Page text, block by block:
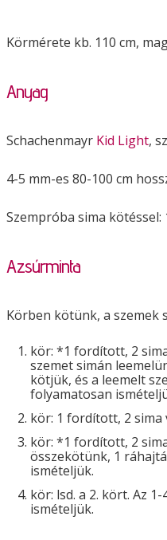
Körmérete kb. 110 cm,
Anyag
Schachenmayr Kid Light,
4-5 mm-es 80-100 cm
Szempróba sima kötéssel:
Azsúrminta
Körben kötünk, a szemek
kör: *1 fordított, 2
szemet simán
kötjük, és a leemelt
folyamatosan
kör: 1 fordított, 2 sima
kör: *1 fordított, 2
összekötünk, 1
ismételjük.
kör: lsd. a 2. kört. Az
ismételjük.